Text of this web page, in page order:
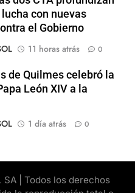
con nuevas
el Gobierno
11 horas atrás 0
de Quilmes celebró la
León XIV a la
1 día atrás 0
| Todos los derechos